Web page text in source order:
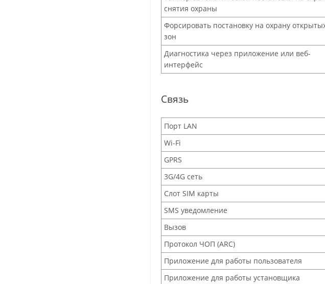
снятия охраны
Форсировать постановку на охрану
зон
Диагностика через приложение или веб-
интерфейс
Связь
Порт LAN
Wi-Fi
GPRS
3G/4G сеть
Слот SIM карты
SMS уведомление
Вызов
Протокол ЧОП (ARC)
Приложение для работы пользователя
Приложение для работы установщика